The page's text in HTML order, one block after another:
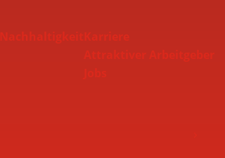
NachhaltigkeitKarriere
Attraktiver Arbeitgeber
Jobs